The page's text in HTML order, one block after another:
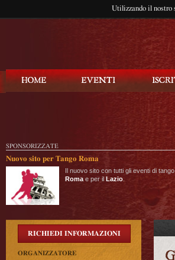
Utilizzando il nostro
SPONSORIZZATE
Nuovo sito per Tango Roma
Il nuovo sito con tutti gli eventi di
Roma e per il Lazio
RICHIEDI INFORMAZIONI
ORGANIZZATORE